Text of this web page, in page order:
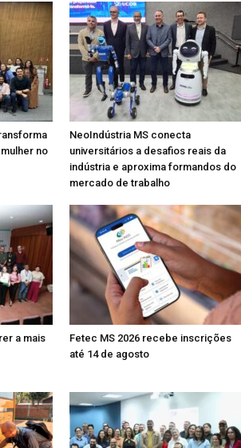
no
NeoIndústria MS conecta
universitários a desafios reais da
indústria e aproxima formandos do
mercado de trabalho
a mais
Fetec MS 2026 recebe inscrições
até 14 de agosto